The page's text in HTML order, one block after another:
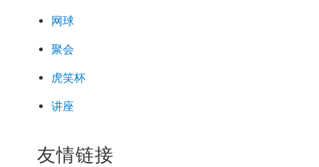
网球
聚会
虎笑杯
讲座
友情链接